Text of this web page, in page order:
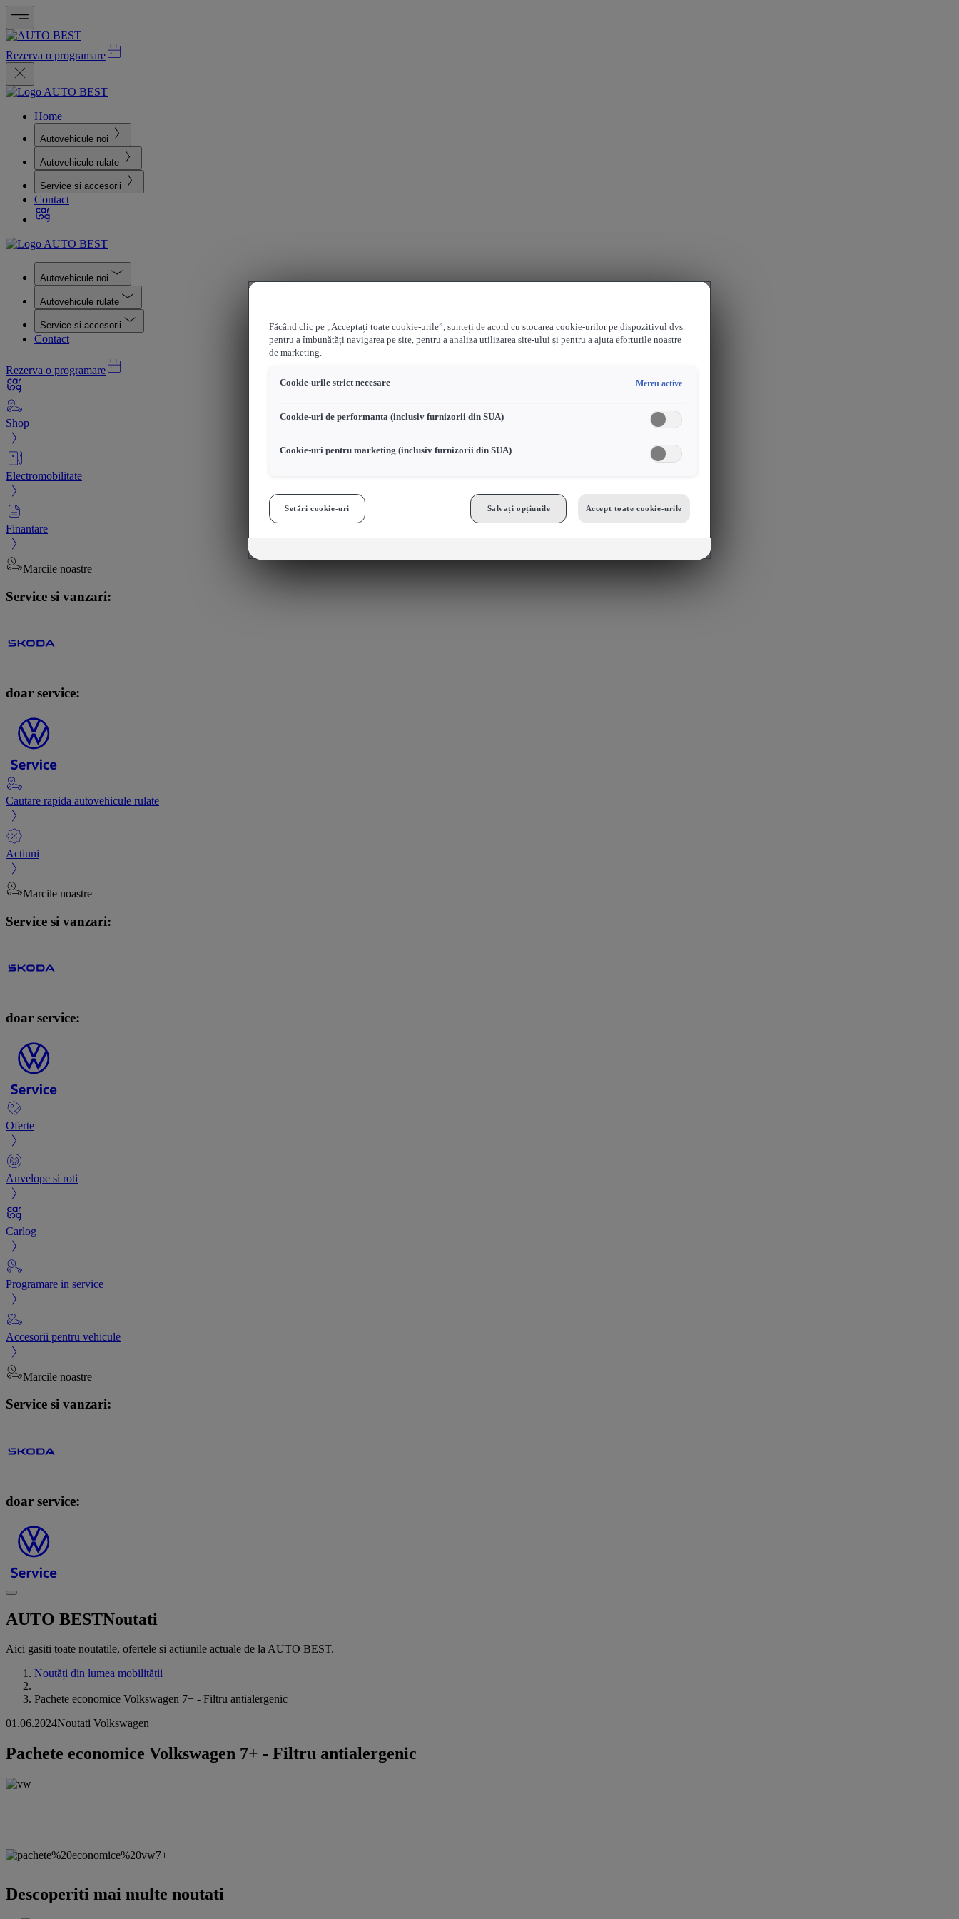
Rezerva o programare
Home
Autovehicule noi
Autovehicule rulate
Service si accesorii
Contact
Autovehicule noi
Autovehicule rulate
Service si accesorii
Contact
Rezerva o programare
Shop
Electromobilitate
Finantare
Marcile noastre
Service si vanzari:
doar service:
Cautare rapida autovehicule rulate
Actiuni
Marcile noastre
Service si vanzari:
doar service:
Oferte
Anvelope si roti
Carlog
Programare in service
Accesorii pentru vehicule
Marcile noastre
Service si vanzari:
doar service:
AUTO BESTNoutati
Aici gasiti toate noutatile, ofertele si actiunile actuale de la AUTO BEST.
Noutăți din lumea mobilității
Pachete economice Volkswagen 7+ - Filtru antialergenic
01.06.2024Noutati Volkswagen
Pachete economice Volkswagen 7+ - Filtru antialergenic
Descoperiti mai multe noutati
Făcând clic pe „Acceptați toate cookie-urile”, sunteți de acord cu stocarea cookie-urilor pe dispozitivul dvs.
pentru a îmbunătăți navigarea pe site, pentru a analiza utilizarea site-ului și pentru a ajuta eforturile noastre
de marketing.
Cookie-urile strict necesare Mereu active
Cookie-uri de performanta (inclusiv furnizorii din SUA)
Cookie-uri pentru marketing (inclusiv furnizorii din SUA)
Setări cookie-uri Salvați opțiunile Accept toate cookie-urile